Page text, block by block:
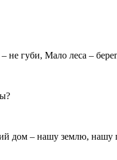
губи, Мало леса –
дом – нашу землю, нашу